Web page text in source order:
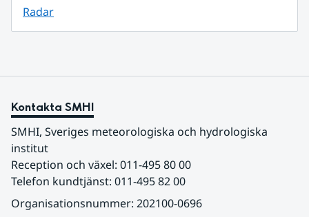
Radar
Kontakta SMHI
SMHI, Sveriges meteorologiska och hydrologiska
institut
Reception och växel: 011-495 80 00
Telefon kundtjänst: 011-495 82 00
Organisationsnummer: 202100-0696